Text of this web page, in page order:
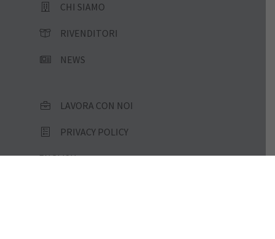
CHI SIAMO
RIVENDITORI
NEWS
LAVORA CON NOI
PRIVACY POLICY
ENGLISH